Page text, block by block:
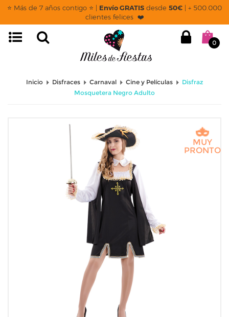
⭐ Más de 7 años contigo ⭐ | Envío GRATIS desde 50€ | + 500.000
clientes felices ❤️
0
Inicio Disfraces Carnaval Cine y Películas
Disfraz
Mosquetera Negro Adulto
MUY
PRONTO